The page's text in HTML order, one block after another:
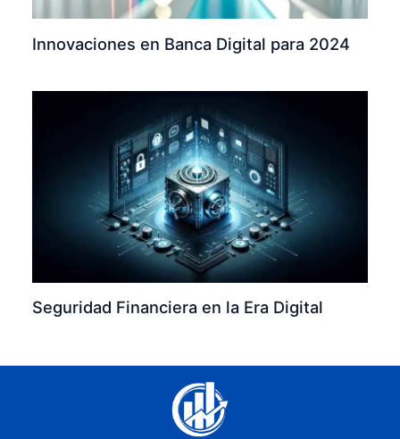
Innovaciones en Banca Digital para 2024
Seguridad Financiera en la Era Digital